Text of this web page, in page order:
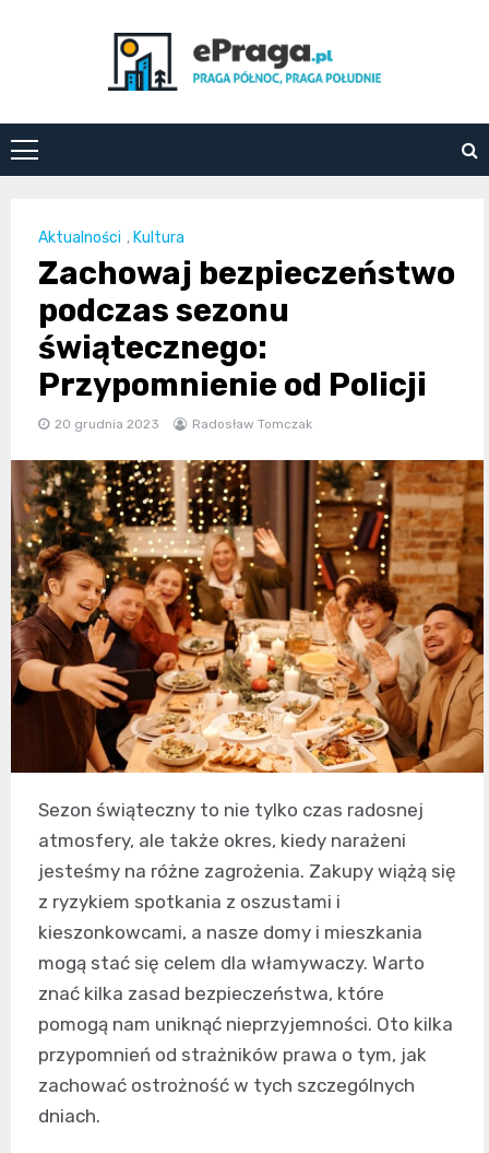
ePraga.pl
Aktualności , Kultura
Zachowaj bezpieczeństwo
podczas sezonu
świątecznego:
Przypomnienie od Policji
20 grudnia 2023 Radosław Tomczak
Sezon świąteczny to nie tylko czas radosnej
atmosfery, ale także okres, kiedy narażeni
jesteśmy na różne zagrożenia. Zakupy wiążą się
z ryzykiem spotkania z oszustami i
kieszonkowcami, a nasze domy i mieszkania
mogą stać się celem dla włamywaczy. Warto
znać kilka zasad bezpieczeństwa, które
pomogą nam uniknąć nieprzyjemności. Oto kilka
przypomnień od strażników prawa o tym, jak
zachować ostrożność w tych szczególnych
dniach.